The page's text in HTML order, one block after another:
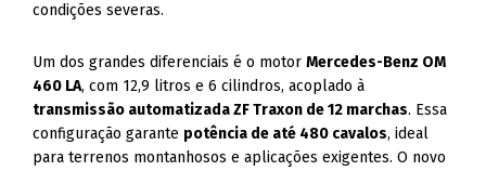
condições severas.
Um dos grandes diferenciais é o motorMercedes-Benz OM
460 LA, com 12,9 litros e 6 cilindros, acoplado à
transmissão automatizada ZF Traxon de 12 marchas. Essa
configuração garante potência de até 480 cavalos, ideal
para terrenos montanhosos e aplicações exigentes. O novo